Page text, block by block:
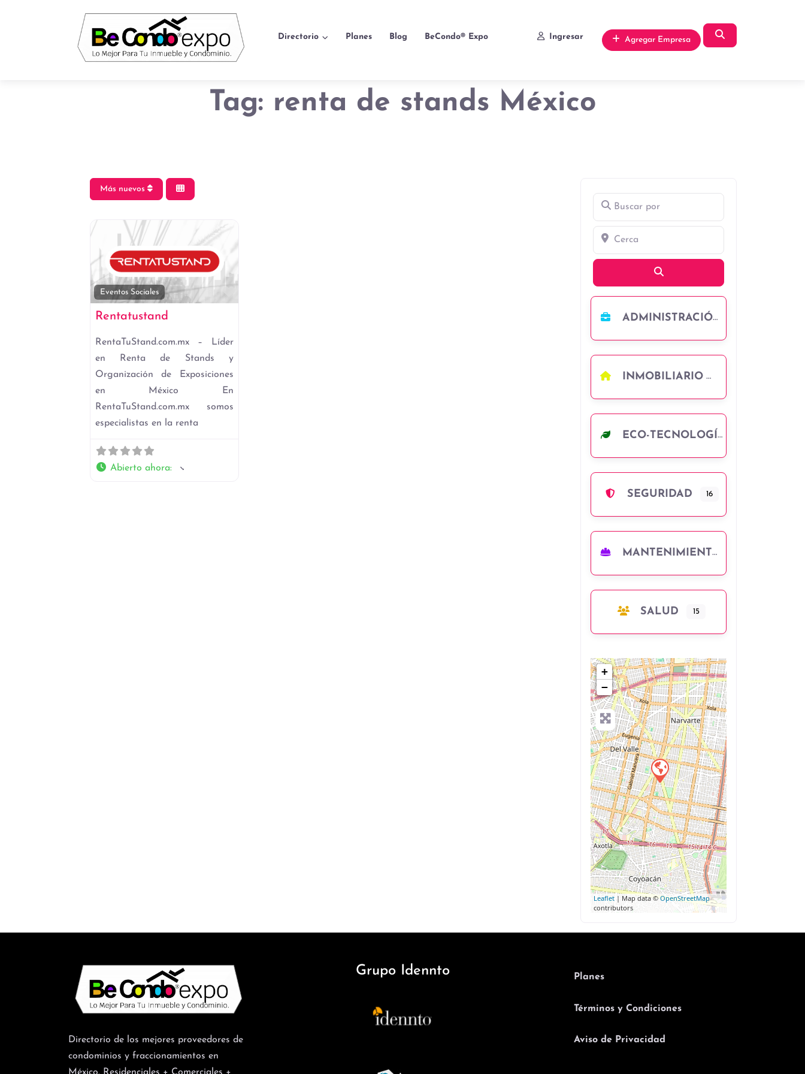
Directorio Planes Blog BeCondo® Expo Ingresar Agregar Empresa
Tag: renta de stands México
Buscar por
Cerca
ADMINISTRACIÓN
INMOBILIARIO
ECO-TECNOLOGÍA
SEGURIDAD 16
MANTENIMIENTO
SALUD 15
+
−
Leaflet | Map data ©OpenStreetMap
contributors
Más nuevos
Eventos Sociales
Rentatustand
RentaTuStand.com.mx – Líder
en Renta de Stands y
Organización de Exposiciones
en México En
RentaTuStand.com.mx somos
especialistas en la renta
Abierto ahora:
Directorio de los mejores proveedores de
condominios y fraccionamientos en
Grupo Idennto Planes
Términos y Condiciones
Aviso de Privacidad